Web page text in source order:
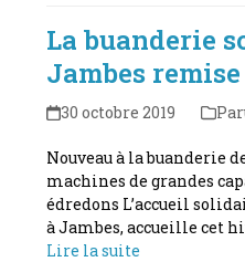
La buanderie
Jambes
30 octobre 2019
Nouveau à la buanderie
machines de grandes
édredons L’accueil
à Jambes, accueille cet
Lire la suite